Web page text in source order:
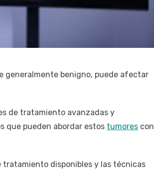
generalmente benigno, puede afectar
de tratamiento avanzadas y
que pueden abordar estos tumores con
tratamiento disponibles y las técnicas